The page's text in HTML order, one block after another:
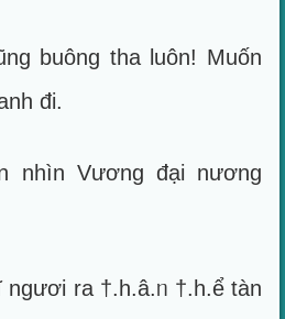
buông tha luôn! Muốn
đi.
nhìn Vương đại nương
ra †.h.â.ᥒ †.h.ể tàn